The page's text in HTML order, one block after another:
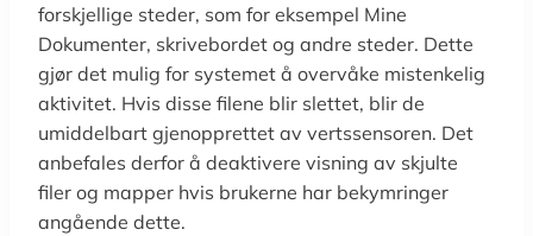
forskjellige steder, som for eksempel Mine
Dokumenter, skrivebordet og andre steder. Dette
gjør det mulig for systemet å overvåke mistenkelig
aktivitet. Hvis disse filene blir slettet, blir de
umiddelbart gjenopprettet av vertssensoren. Det
anbefales derfor å deaktivere visning av skjulte
filer og mapper hvis brukerne har bekymringer
angående dette.